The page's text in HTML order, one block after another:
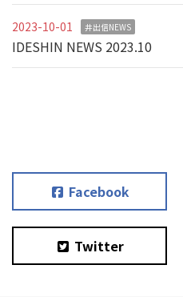
2023-10-01 井出信NEWS
IDESHIN NEWS 2023.10
Facebook
Twitter